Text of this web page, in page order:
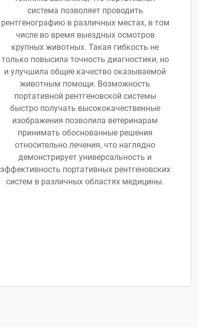
система позволяет проводить
рентгенографию в различных местах, в том
числе во время выездных осмотров
крупных животных. Такая гибкость не
только повысила точность диагностики, но
и улучшила общее качество оказываемой
животным помощи. Возможность
портативной рентгеновской системы
быстро получать высококачественные
изображения позволила ветеринарам
принимать обоснованные решения
относительно лечения, что наглядно
демонстрирует универсальность и
эффективность портативных рентгеновских
систем в различных областях медицины.